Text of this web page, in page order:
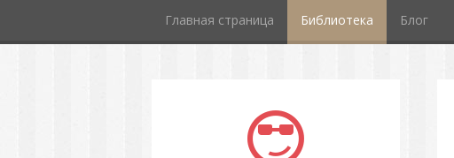
Главная страница Библиотека Блог